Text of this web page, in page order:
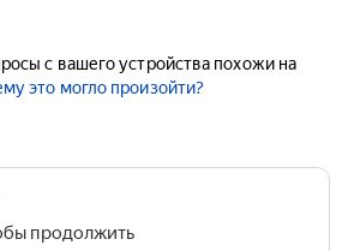
с вашего устройства похожи на
это могло произойти?
продолжить